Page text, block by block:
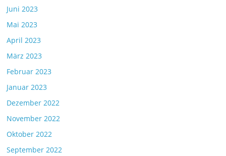
Juni 2023
Mai 2023
April 2023
März 2023
Februar 2023
Januar 2023
Dezember 2022
November 2022
Oktober 2022
September 2022